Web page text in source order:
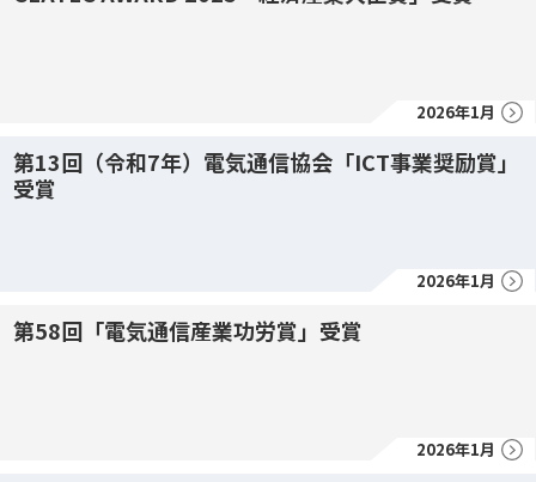
2026年1月
第13回（令和7年）電気通信協会「ICT事業奨励賞」
受賞
2026年1月
第58回「電気通信産業功労賞」受賞
2026年1月